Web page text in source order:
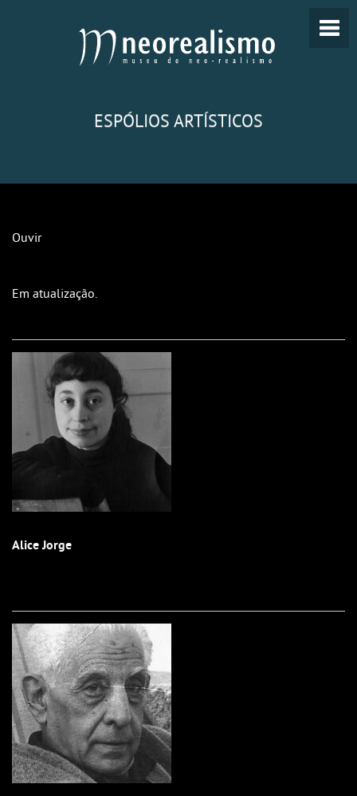
ESPÓLIOS ARTÍSTICOS
Ouvir
Em atualização.
Alice Jorge